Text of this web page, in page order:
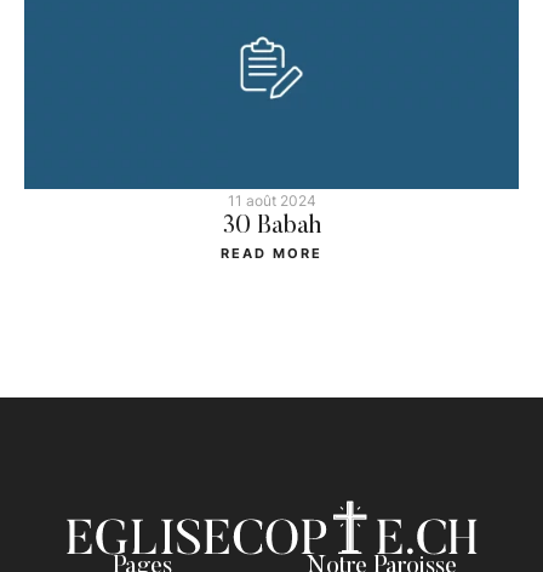
11 août 2024
30 Babah
READ MORE
Pages Notre Paroisse